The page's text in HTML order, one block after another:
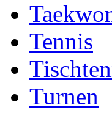
Tennis
Turnen